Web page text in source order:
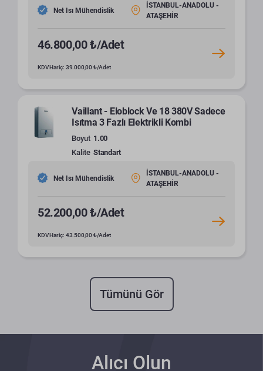
Net Isı Mühendislik
İSTANBUL-ANADOLU -
ATAŞEHİR
46.800,00 ₺/Adet
KDV Hariç: 39.000,00 ₺/Adet
Vaillant - Eloblock Ve 18 380V Sadece
Isıtma 3 Fazlı Elektrikli Kombi
Boyut 1.00
Kalite Standart
Net Isı Mühendislik
İSTANBUL-ANADOLU -
ATAŞEHİR
52.200,00 ₺/Adet
KDV Hariç: 43.500,00 ₺/Adet
Tümünü Gör
Alıcı Olun